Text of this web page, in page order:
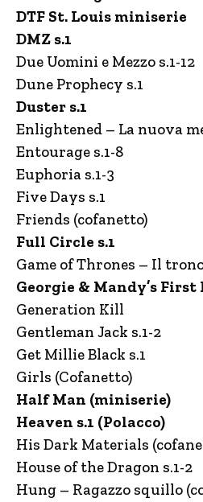
DTF St. Louis miniserie
DMZ s.1
Due Uomini e Mezzo s.1-12
Dune Prophecy s.1
Duster s.1
Enlightened – La nuova
Entourage s.1-8
Euphoria s.1-3
Five Days s.1
Friends (cofanetto)
Full Circle s.1
Game of Thrones – Il
Georgie & Mandy’s First
Generation Kill
Gentleman Jack s.1-2
Get Millie Black s.1
Girls (Cofanetto)
Half Man (miniserie)
Heaven s.1 (Polacco)
His Dark Materials
House of the Dragon s.1-2
Hung – Ragazzo squillo